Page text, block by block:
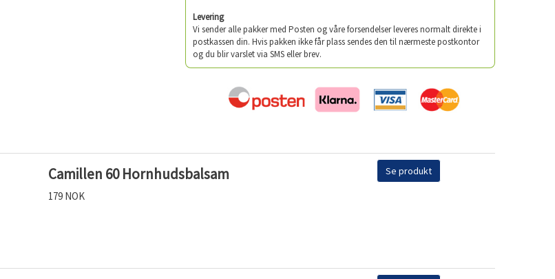
Levering
Vi sender alle pakker med Posten og våre forsendelser leveres normalt direkte i
postkassen din. Hvis pakken ikke får plass sendes den til nærmeste postkontor
og du blir varslet via SMS eller brev.
Camillen 60 Hornhudsbalsam
179 NOK
Se produkt